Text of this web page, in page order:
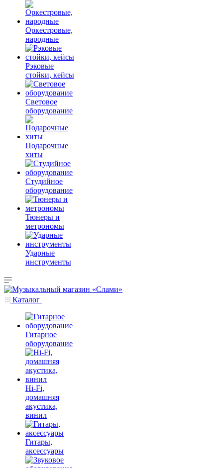
Оркестровые,
народные
Рэковые
стойки, кейсы
Световое
оборудование
Подарочные
хиты
Студийное
оборудование
Тюнеры и
метрономы
Ударные
инструменты
Каталог
Гитарное
оборудование
Hi-Fi,
домашняя
акустика,
винил
Гитары,
аксессуары